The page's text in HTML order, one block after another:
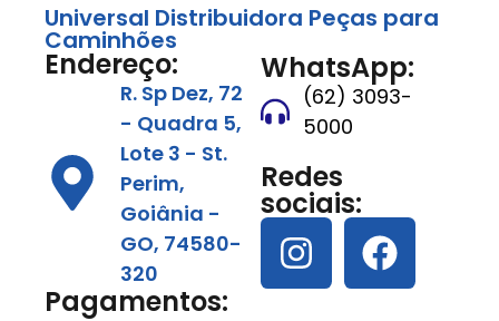
Universal Distribuidora Peças para
Caminhões
Endereço:
R. Sp Dez, 72
- Quadra 5,
Lote 3 - St.
Perim,
Goiânia -
GO, 74580-
320
Pagamentos:
WhatsApp:
(62) 3093-
5000
Redes
sociais: